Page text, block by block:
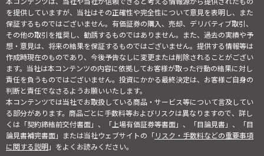
を提供していますが、当社はその正確性や完全性について意見を表明し、また
保証するものではございません。有価証券の購入、売却、デリバティブ取引、
その他の取引を推奨し、勧誘するものではありません。また、過去の実績や予
想・意見は、将来の結果を保証するものではございません。提供する情報等は
作成時現在のものであり、今後予告なしに変更または削除されることがござい
ます。当社は本コンテンツの内容に依拠してお客様が取った行動の結果に対し
責任を負うものではございません。投資にかかる最終決定は、お客様ご自身の
判断と責任でなさるようお願いいたします。
本コンテンツでは当社でお取扱している商品・サービス等について言及してい
る部分があります。商品ごとに手数料等およびリスクは異なりますので、詳し
くは「契約締結前交付書面」、「上場有価証券等書面」、「目論見書」、「目
論見書補完書面」または当社ウェブサイトの「リスク・手数料などの重要事項
に関する説明」をよくお読みください。